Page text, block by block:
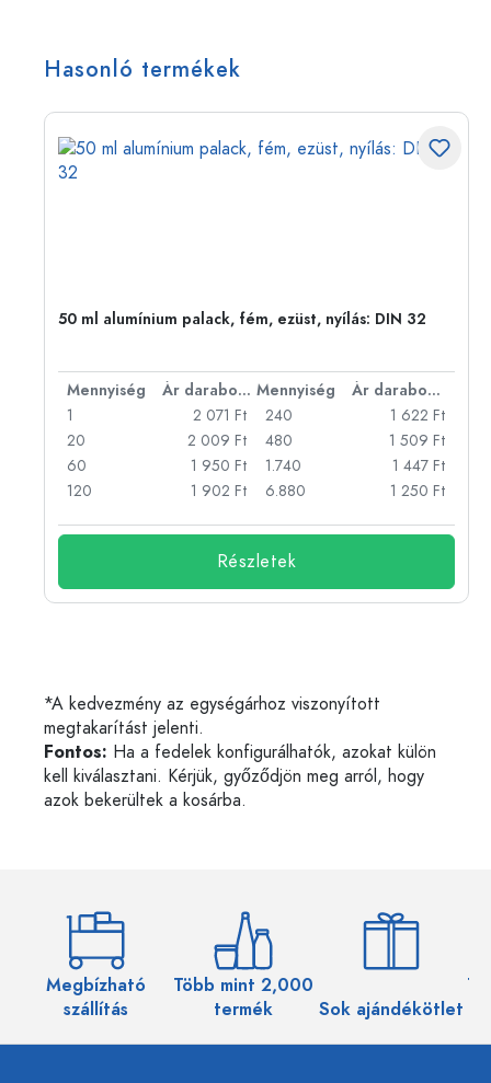
Hasonló termékek
50 ml alumínium palack, fém, ezüst, nyílás: DIN 32
Mennyiség Ár darabonként Mennyiség
Ár darabonként
1
2 071 Ft
20
2 009 Ft
60
1 950 Ft
120
1 902 Ft
240
1 622 Ft
480
1 509 Ft
1.740
1 447 Ft
6.880
1 250 Ft
Részletek
*A kedvezmény az egységárhoz viszonyított
megtakarítást jelenti.
Fontos: Ha a fedelek konfigurálhatók, azokat külön
kell kiválasztani. Kérjük, győződjön meg arról, hogy
azok bekerültek a kosárba.
Megbízható
szállítás
Több mint 2,000
termék
Sok ajándékötlet